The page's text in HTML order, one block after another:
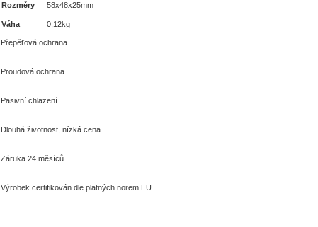
Rozměry 58x48x25mm
Váha 0,12kg
Přepěťová ochrana.
Proudová ochrana.
Pasivní chlazení.
Dlouhá životnost, nízká cena.
Záruka 24 měsíců.
Výrobek certifikován dle platných norem EU.